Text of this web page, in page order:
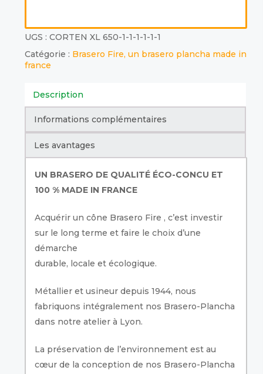
UGS : CORTEN XL 650-1-1-1-1-1-1
Catégorie : Brasero Fire, un brasero plancha made in
france
Description
Informations complémentaires
Les avantages
UN BRASERO DE QUALITÉ ÉCO-CONCU ET
100 % MADE IN FRANCE
Acquérir un cône Brasero Fire , c’est investir
sur le long terme et faire le choix d’une
démarche
durable, locale et écologique.
Métallier et usineur depuis 1944, nous
fabriquons intégralement nos Brasero-Plancha
dans notre atelier à Lyon.
La préservation de l’environnement est au
cœur de la conception de nos Brasero-Plancha